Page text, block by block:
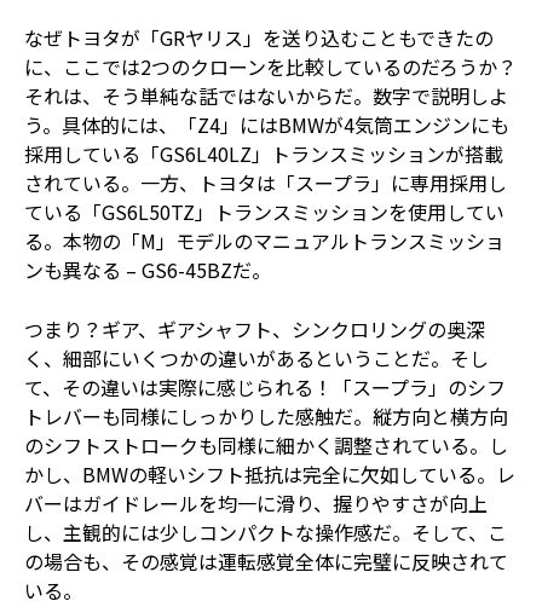
なぜトヨタが「GRヤリス」を送り込むこともできたの
に、ここでは2つのクローンを比較しているのだろうか？
それは、そう単純な話ではないからだ。数字で説明しよ
う。具体的には、「Z4」にはBMWが4気筒エンジンにも
採用している「GS6L40LZ」トランスミッションが搭載
されている。一方、トヨタは「スープラ」に専用採用し
ている「GS6L50TZ」トランスミッションを使用してい
る。本物の「M」モデルのマニュアルトランスミッショ
ンも異なる – GS6-45BZだ。
つまり？ギア、ギアシャフト、シンクロリングの奥深
く、細部にいくつかの違いがあるということだ。そし
て、その違いは実際に感じられる！「スープラ」のシフ
トレバーも同様にしっかりした感触だ。縦方向と横方向
のシフトストロークも同様に細かく調整されている。し
かし、BMWの軽いシフト抵抗は完全に欠如している。レ
バーはガイドレールを均一に滑り、握りやすさが向上
し、主観的には少しコンパクトな操作感だ。そして、こ
の場合も、その感覚は運転感覚全体に完璧に反映されて
いる。